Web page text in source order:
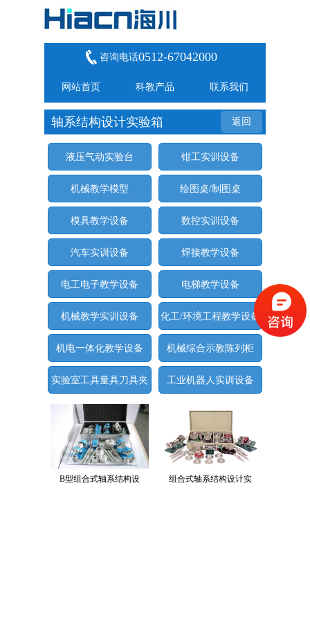
咨询电话0512-67042000
网站首页 科教产品 联系我们
返回
轴系结构设计实验箱
液压气动实验台 钳工实训设备
机械教学模型 绘图桌/制图桌
模具教学设备 数控实训设备
汽车实训设备 焊接教学设备
电工电子教学设备 电梯教学设备
机械教学实训设备 化工/环境工程教学设备
机电一体化教学设备 机械综合示教陈列柜
实验室工具量具刀具夹
具
工业机器人实训设备
B型组合式轴系结构设 组合式轴系结构设计实